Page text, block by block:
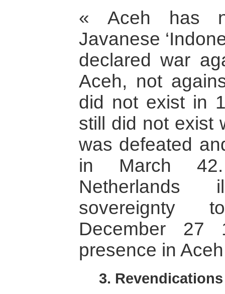
« Aceh has
Javanese
declared war
Aceh, not
did not exist in
still did not exist
was defeated
in March
Netherlands
sovereignty
December
presence in
3.